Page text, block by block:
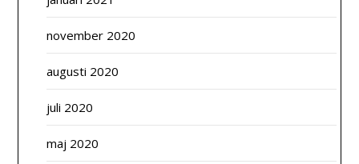
november 2020
augusti 2020
juli 2020
maj 2020